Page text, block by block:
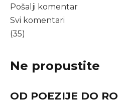
Pošalji komentar
Svi komentari
(35)
Ne propustite
OD POEZIJE DO